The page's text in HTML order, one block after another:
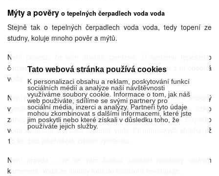
Mýty a pověry o tepelných čerpadlech voda voda
Stejně tak o tepelných čerpadlech voda voda, tedy topení ze
studny, koluje mnoho pověr a mýtů.
Není pravda, že vám studna zamrzne. U systému tepelného
čerpadla voda voda se studna nevychlazuje. Jen se z ní odebírá
voda.
Není pravda, že se výměníky zanáší. Pokud máte kvalitní, vhodný
výměník, a pokud realizaci provádí zkušená firma, je riziko
zanášení výměníků minimalizováno. Zde třeba tepelné čerpadlo
voda voda topí z vysoko vápenité vody, 21 německých stupňů, již
15 let, bez jakéhokoliv čištění výměníku.
Není pravda – že se vám budou zanášet radiátory vodním
kamenem. Voda ze studny totiž do radiátorů nevstupuje.
Tato webová stránka používá cookies
K personalizaci obsahu a reklam, poskytování funkcí
sociálních médií a analýze naší návštěvnosti
využíváme soubory cookie. Informace o tom, jak náš
web používáte, sdílíme se svými partnery pro
sociální média, inzerci a analýzy. Partneři tyto údaje
mohou zkombinovat s dalšími informacemi, které jste
jim poskytli nebo které získali v důsledku toho, že
používáte jejich služby.